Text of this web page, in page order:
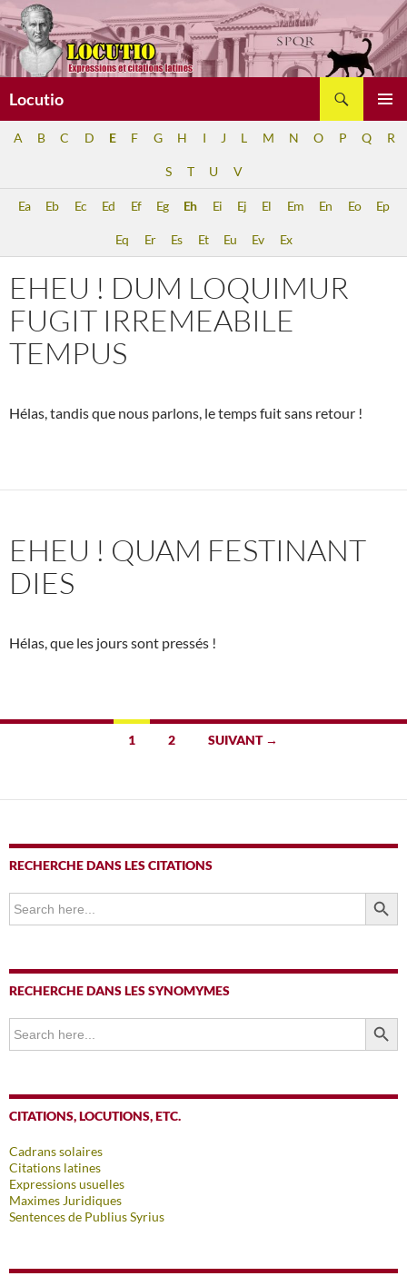
Aller
au
contenu
Locutio
A B C D E F G H I J L M N O P Q R
S T U V
Ea Eb Ec Ed Ef Eg Eh Ei Ej El Em En Eo Ep
Eq Er Es Et Eu Ev Ex
EHEU ! DUM LOQUIMUR
FUGIT IRREMEABILE
TEMPUS
Hélas, tandis que nous parlons, le temps fuit sans retour !
EHEU ! QUAM FESTINANT
DIES
Hélas, que les jours sont pressés !
articles
1 2 SUIVANT →
RECHERCHE DANS LES CITATIONS
Search
for:
SEARCH
RECHERCHE DANS LES SYNOMYMES
Search
for:
SEARCH
CITATIONS, LOCUTIONS, ETC.
Cadrans solaires
Citations latines
Expressions usuelles
Maximes Juridiques
Sentences de Publius Syrius